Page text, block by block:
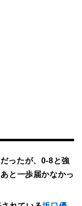
ったが、0-8と強
と一歩届かなかっ